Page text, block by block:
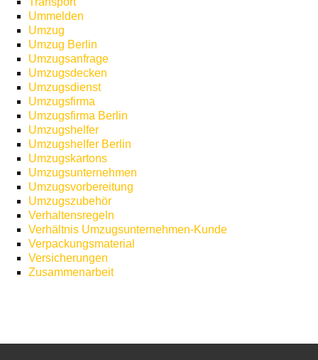
Ummelden
Umzug
Umzug Berlin
Umzugsanfrage
Umzugsdecken
Umzugsdienst
Umzugsfirma
Umzugsfirma Berlin
Umzugshelfer
Umzugshelfer Berlin
Umzugskartons
Umzugsunternehmen
Umzugsvorbereitung
Umzugszubehör
Verhaltensregeln
Verhältnis Umzugsunternehmen-Kunde
Verpackungsmaterial
Versicherungen
Zusammenarbeit